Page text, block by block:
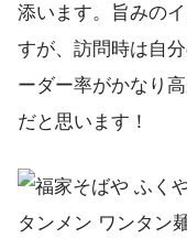
添います。旨みの
すが、訪問時は自
ーダー率がかなり
だと思います！